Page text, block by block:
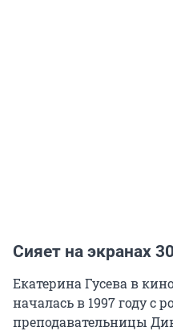
Сияет на экранах
Екатерина Гусева в
началась в 1997 году с
преподавательницы